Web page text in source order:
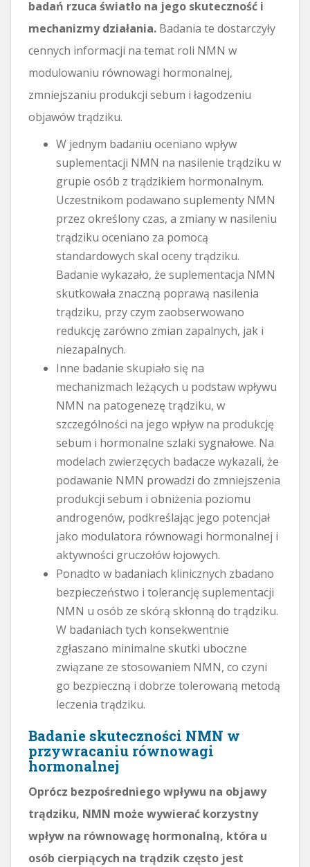
badań rzuca światło na jego skuteczność i
mechanizmy działania. Badania te dostarczyły
cennych informacji na temat roli NMN w
modulowaniu równowagi hormonalnej,
zmniejszaniu produkcji sebum i łagodzeniu
objawów trądziku.
W jednym badaniu oceniano wpływ
suplementacji NMN na nasilenie trądziku w
grupie osób z trądzikiem hormonalnym.
Uczestnikom podawano suplementy NMN
przez określony czas, a zmiany w nasileniu
trądziku oceniano za pomocą
standardowych skal oceny trądziku.
Badanie wykazało, że suplementacja NMN
skutkowała znaczną poprawą nasilenia
trądziku, przy czym zaobserwowano
redukcję zarówno zmian zapalnych, jak i
niezapalnych.
Inne badanie skupiało się na
mechanizmach leżących u podstaw wpływu
NMN na patogenezę trądziku, w
szczególności na jego wpływ na produkcję
sebum i hormonalne szlaki sygnałowe. Na
modelach zwierzęcych badacze wykazali, że
podawanie NMN prowadzi do zmniejszenia
produkcji sebum i obniżenia poziomu
androgenów, podkreślając jego potencjał
jako modulatora równowagi hormonalnej i
aktywności gruczołów łojowych.
Ponadto w badaniach klinicznych zbadano
bezpieczeństwo i tolerancję suplementacji
NMN u osób ze skórą skłonną do trądziku.
W badaniach tych konsekwentnie
zgłaszano minimalne skutki uboczne
związane ze stosowaniem NMN, co czyni
go bezpieczną i dobrze tolerowaną metodą
leczenia trądziku.
Badanie skuteczności NMN w
przywracaniu równowagi
hormonalnej
Oprócz bezpośredniego wpływu na objawy
trądziku, NMN może wywierać korzystny
wpływ na równowagę hormonalną, która u
osób cierpiących na trądzik często jest